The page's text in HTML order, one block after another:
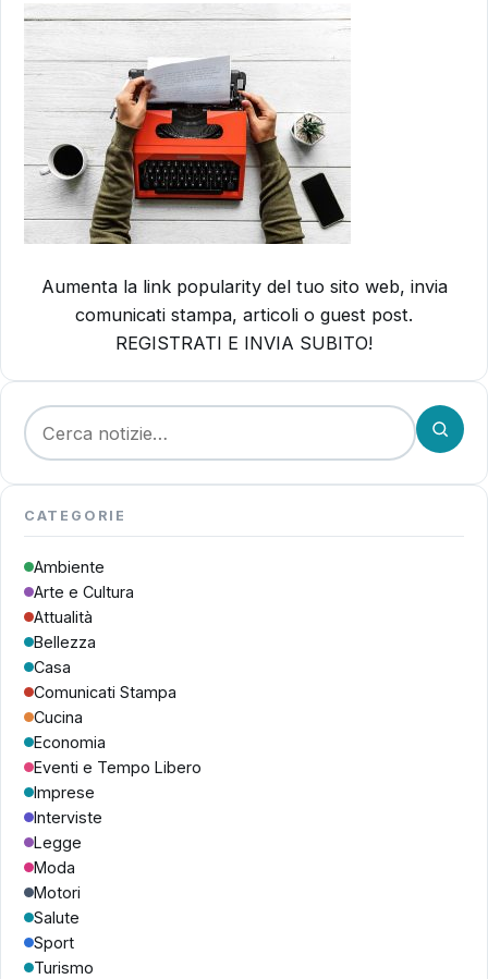
Aumenta la link popularity del tuo sito web, invia
comunicati stampa, articoli o guest post.
REGISTRATI E INVIA SUBITO!
Cerca:
CATEGORIE
Ambiente
Arte e Cultura
Attualità
Bellezza
Casa
Comunicati Stampa
Cucina
Economia
Eventi e Tempo Libero
Imprese
Interviste
Legge
Moda
Motori
Salute
Sport
Turismo